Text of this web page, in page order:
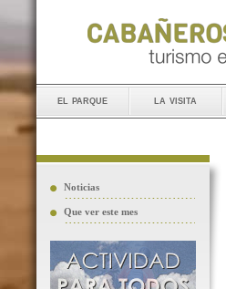
el parque la visita
Noticias
Que ver este mes